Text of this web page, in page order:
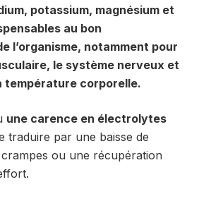
potassium, magnésium et
au bon
l’organisme, notamment pour
le système nerveux et
température corporelle.
une carence en électrolytes
traduire par une baisse de
ou une récupération